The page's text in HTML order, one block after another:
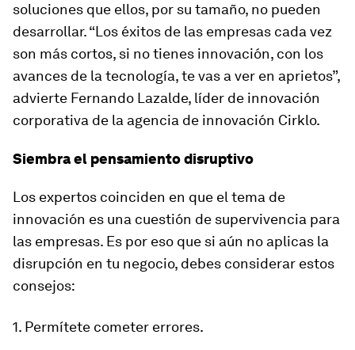
soluciones que ellos, por su tamaño, no pueden
desarrollar. “Los éxitos de las empresas cada vez
son más cortos, si no tienes innovación, con los
avances de la tecnología, te vas a ver en aprietos”,
advierte Fernando Lazalde, líder de innovación
corporativa de la agencia de innovación Cirklo.
Siembra el pensamiento disruptivo
Los expertos coinciden en que el tema de
innovación es una cuestión de supervivencia para
las empresas. Es por eso que si aún no aplicas la
disrupción en tu negocio, debes considerar estos
consejos:
1. Permítete cometer errores.